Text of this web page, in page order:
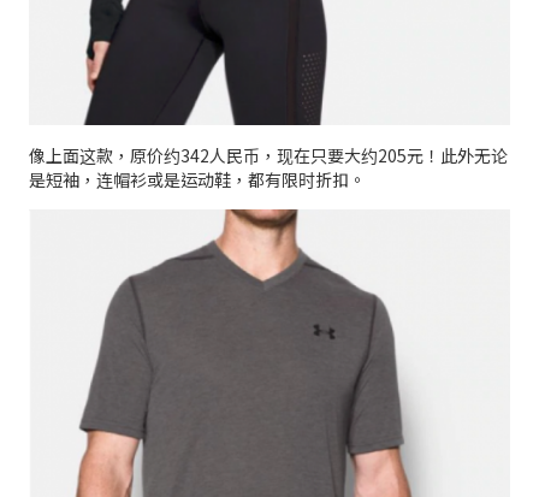
像上面这款，原价约342人民币，现在只要大约205元！此外无论
是短袖，连帽衫或是运动鞋，都有限时折扣。